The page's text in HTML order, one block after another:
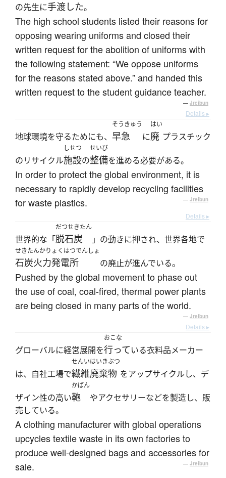
の先生に手渡した。
The high school students listed their reasons for
opposing wearing uniforms and closed their
written request for the abolition of uniforms with
the following statement: “We oppose uniforms
for the reasons stated above.” and handed this
written request to the student guidance teacher.
— Jreibun
Details ▸
地球環境を守るためにも、
そうきゅう
早急 に
はい
廃 プラスチック
のリサイクル
しせつ
施設の
せいび
整備を進める必要がある。
In order to protect the global environment, it is
necessary to rapidly develop recycling facilities
for waste plastics.
— Jreibun
Details ▸
世界的な「
だつせきたん
脱石炭 」の動きに押され、世界各地で
せきたんかりょくはつでんしょ
石炭火力発電所 の廃止が進んでいる。
Pushed by the global movement to phase out
the use of coal, coal-fired, thermal power plants
are being closed in many parts of the world.
— Jreibun
Details ▸
グローバルに経営展開を
おこな
行っている衣料品メーカー
は、自社工場で
せんいはいきぶつ
繊維廃棄物 をアップサイクルし、デ
ザイン性の高い
かばん
鞄
やアクセサリーなどを製造し、販
売している。
A clothing manufacturer with global operations
upcycles textile waste in its own factories to
produce well-designed bags and accessories for
sale.
— Jreibun